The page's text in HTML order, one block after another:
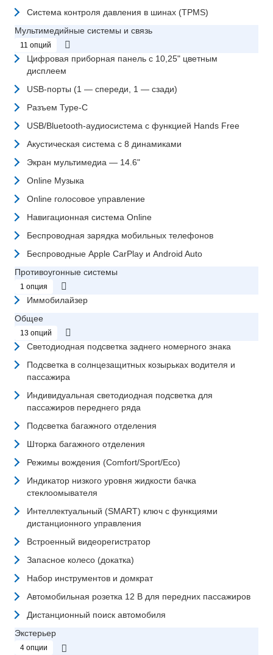
Система контроля давления в шинах (TPMS)
Мультимедийные системы и связь
11 опций
Цифровая приборная панель с 10,25" цветным
дисплеем
USB-порты (1 — спереди, 1 — сзади)
Разъем Type-C
USB/Bluetooth-аудиосистема с функцией Hands Free
Акустическая система с 8 динамиками
Экран мультимедиа — 14.6"
Online Музыка
Online голосовое управление
Навигационная система Online
Беспроводная зарядка мобильных телефонов
Беспроводные Apple CarPlay и Android Auto
Противоугонные системы
1 опция
Иммобилайзер
Общее
13 опций
Светодиодная подсветка заднего номерного знака
Подсветка в солнцезащитных козырьках водителя и
пассажира
Индивидуальная светодиодная подсветка для
пассажиров переднего ряда
Подсветка багажного отделения
Шторка багажного отделения
Режимы вождения (Comfort/Sport/Eco)
Индикатор низкого уровня жидкости бачка
стеклоомывателя
Интеллектуальный (SMART) ключ с функциями
дистанционного управления
Встроенный видеорегистратор
Запасное колесо (докатка)
Набор инструментов и домкрат
Автомобильная розетка 12 В для передних пассажиров
Дистанционный поиск автомобиля
Экстерьер
4 опции